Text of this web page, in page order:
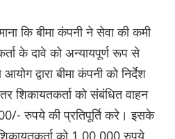
कि बीमा कंपनी ने सेवा की कमी
के दावे को अन्यायपूर्ण रूप से
द्वारा बीमा कंपनी को निर्देश
शिकायतकर्ता को संबंधित वाहन
रुपये की प्रतिपूर्ति करे। इसके